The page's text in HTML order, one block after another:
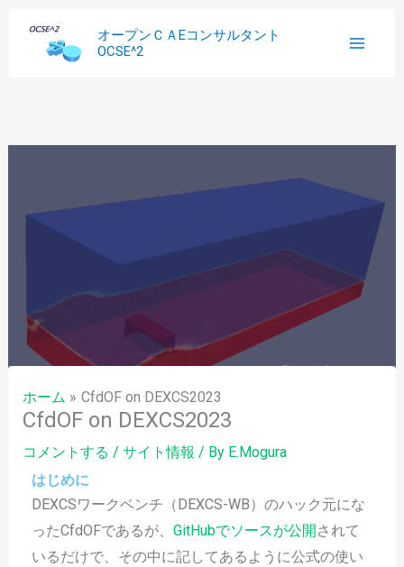
オープンＣＡEコンサルタント
OCSE^2
ホーム CfdOF on DEXCS2023
CfdOF on DEXCS2023
コメントする / サイト情報 / By E.Mogura
はじめに
DEXCSワークベンチ（DEXCS-WB）のハック元にな
ったCfdOFであるが、 GitHubでソースが公開されて
いるだけで、その中に記してあるように公式の使い
過